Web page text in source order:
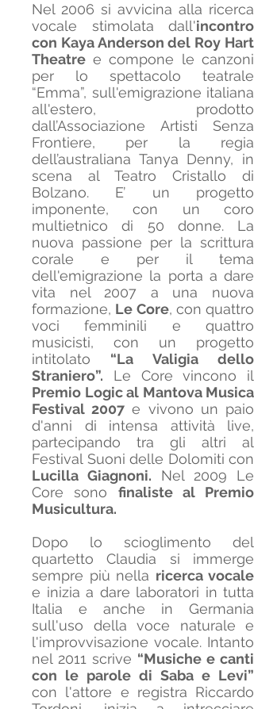
Nel 2006 si avvicina alla ricerca
vocale stimolata dall'incontro
con Kaya Anderson del Roy Hart
Theatre e compone le canzoni
per lo spettacolo teatrale
“Emma”, sull'emigrazione italiana
all'estero, prodotto
dall’Associazione Artisti Senza
Frontiere, per la regia
dell’australiana Tanya Denny, in
scena al Teatro Cristallo di
Bolzano. E’ un progetto
imponente, con un coro
multietnico di 50 donne. La
nuova passione per la scrittura
corale e per il tema
dell'emigrazione la porta a dare
vita nel 2007 a una nuova
formazione, Le Core, con quattro
voci femminili e quattro
musicisti, con un progetto
intitolato “La Valigia dello
Straniero”. Le Core vincono il
Premio Logic al Mantova Musica
Festival 2007 e vivono un paio
d'anni di intensa attività live,
partecipando tra gli altri al
Festival Suoni delle Dolomiti con
Lucilla Giagnoni. Nel 2009 Le
Core sono finaliste al Premio
Musicultura.
Dopo lo scioglimento del
quartetto Claudia si immerge
sempre più nella ricerca vocale
e inizia a dare laboratori in tutta
Italia e anche in Germania
sull'uso della voce naturale e
l'improvvisazione vocale. Intanto
nel 2011 scrive “Musiche e canti
con le parole di Saba e Levi”
con l'attore e registra Riccardo